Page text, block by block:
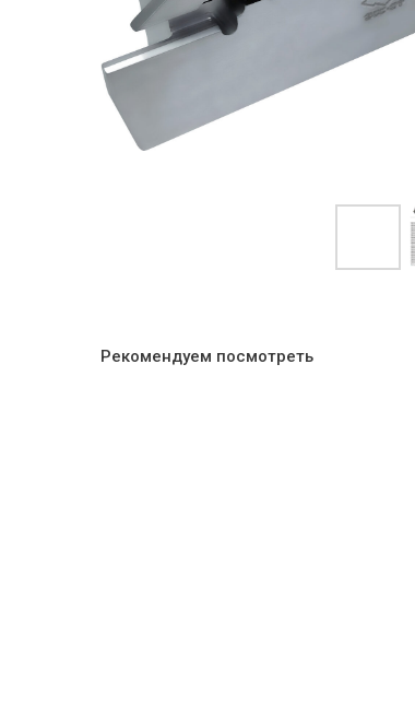
Рекомендуем посмотреть